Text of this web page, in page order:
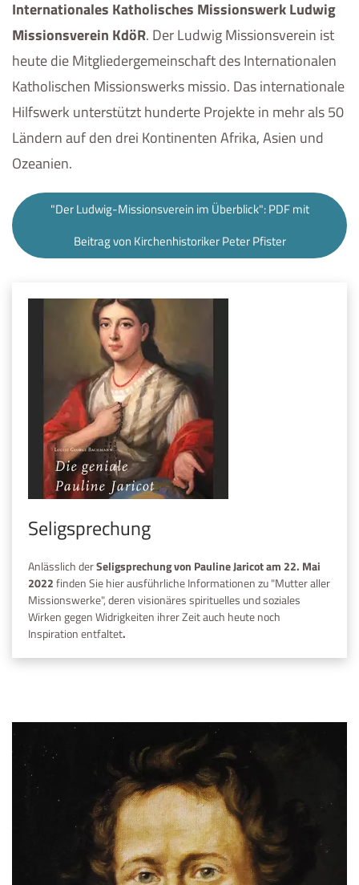
Internationales Katholisches Missionswerk Ludwig
Missionsverein KdöR. Der Ludwig Missionsverein ist
heute die Mitgliedergemeinschaft des Internationalen
Katholischen Missionswerks missio. Das internationale
Hilfswerk unterstützt hunderte Projekte in mehr als 50
Ländern auf den drei Kontinenten Afrika, Asien und
Ozeanien.
"Der Ludwig-Missionsverein im Überblick": PDF mit
Beitrag von Kirchenhistoriker Peter Pfister
Seligsprechung
Anlässlich derSeligsprechung von Pauline Jaricot am 22. Mai
2022finden Sie hier ausführliche Informationen zu "Mutter aller
Missionswerke", deren visionäres spirituelles und soziales
Wirken gegen Widrigkeiten ihrer Zeit auch heute noch
Inspiration entfaltet.